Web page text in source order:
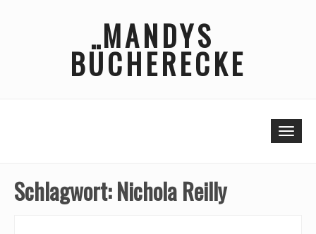
MANDYS
BÜCHERECKE
Schlagwort:Nichola Reilly